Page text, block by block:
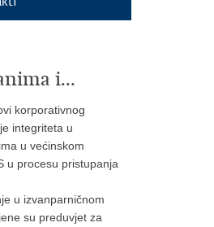
i...
korporativnog
integriteta u
u većinskom
u procesu pristupanja
u izvanparničnom
su preduvjet za